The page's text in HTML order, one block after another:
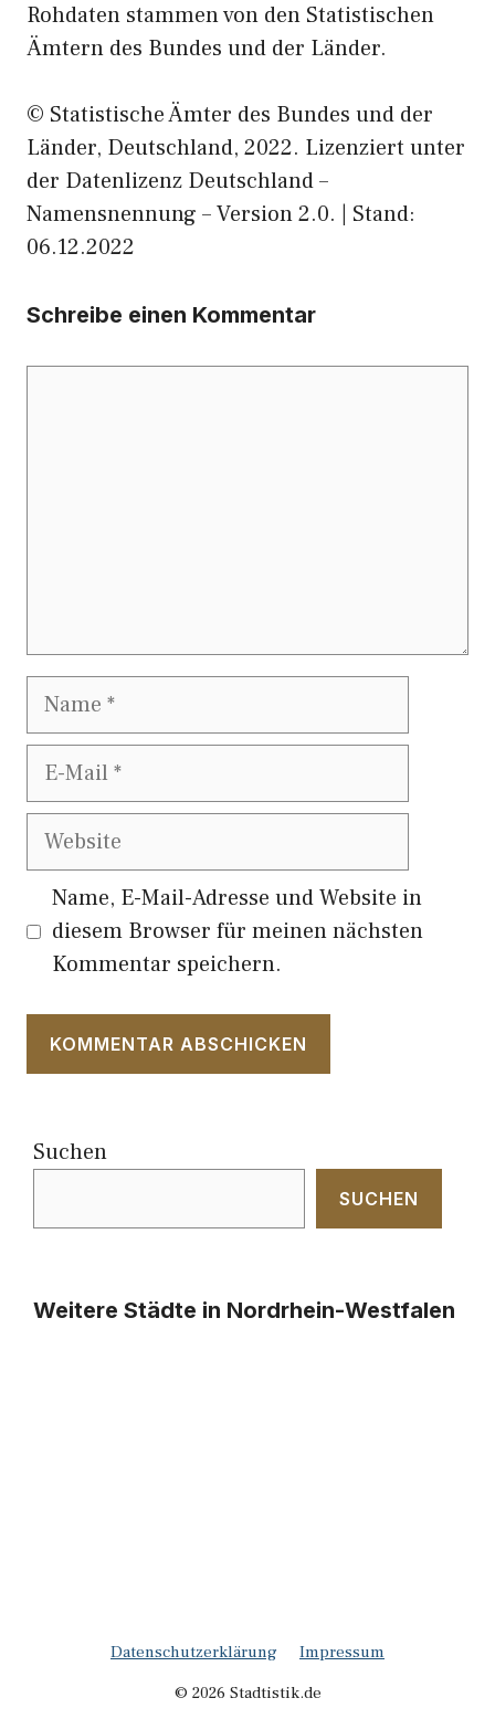
Rohdaten stammen von den Statistischen
Ämtern des Bundes und der Länder.
© Statistische Ämter des Bundes und der
Länder, Deutschland, 2022. Lizenziert unter
der Datenlizenz Deutschland –
Namensnennung – Version 2.0. | Stand:
06.12.2022
Schreibe einen Kommentar
Name
E-
Website
Name, E-Mail-Adresse und Website in
diesem Browser für meinen nächsten
Kommentar speichern.
Suchen
SUCHEN
Weitere Städte in Nordrhein-Westfalen
Datenschutzerklärung
Impressum
© 2026 Stadtistik.de